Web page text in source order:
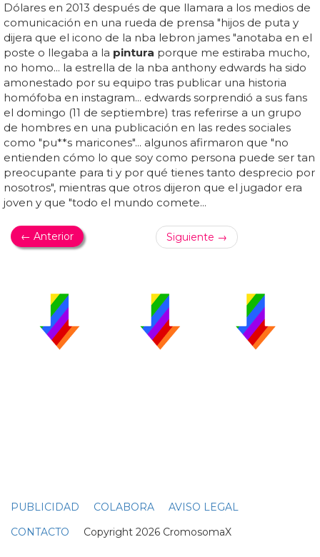
Dólares en 2013 después de que llamara a los medios de
comunicación en una rueda de prensa "hijos de puta y
dijera que el icono de la nba lebron james "anotaba en el
poste o llegaba a la pintura porque me estiraba mucho,
no homo... la estrella de la nba anthony edwards ha sido
amonestado por su equipo tras publicar una historia
homófoba en instagram... edwards sorprendió a sus fans
el domingo (11 de septiembre) tras referirse a un grupo
de hombres en una publicación en las redes sociales
como "pu**s maricones"... algunos afirmaron que "no
entienden cómo lo que soy como persona puede ser tan
preocupante para ti y por qué tienes tanto desprecio por
nosotros", mientras que otros dijeron que el jugador era
joven y que "todo el mundo comete...
← Anterior Siguiente →
PUBLICIDAD COLABORA
AVISO LEGAL
CONTACTO Copyright 2026 CromosomaX